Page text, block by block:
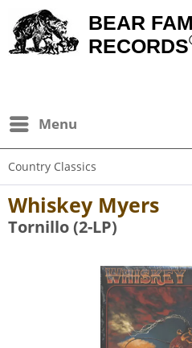
BEAR
RECORDS
Menu
Country Classics
Whiskey Myers
Tornillo (2-LP)